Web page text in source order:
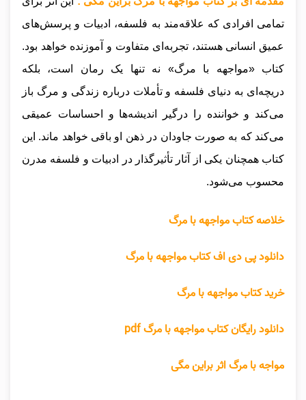
تمامی افرادی که علاقه‌مند به فلسفه، ادبیات و پرسش‌های
عمیق انسانی هستند، تجربه‌ای متفاوت و آموزنده خواهد بود.
کتاب «مواجهه با مرگ» نه تنها یک رمان است، بلکه
دریچه‌ای به دنیای فلسفه و تأملات درباره زندگی و مرگ باز
می‌کند و خواننده را درگیر اندیشه‌ها و احساسات عمیقی
می‌کند که به صورت جاودان در ذهن او باقی خواهد ماند. این
کتاب همچنان یکی از آثار تأثیرگذار در ادبیات و فلسفه مدرن
محسوب می‌شود.
خلاصه کتاب مواجهه با مرگ
دانلود پی دی اف کتاب مواجهه با مرگ
خرید کتاب مواجهه با مرگ
دانلود رایگان کتاب مواجهه با مرگ pdf
مواجه با مرگ اثر براین مگی